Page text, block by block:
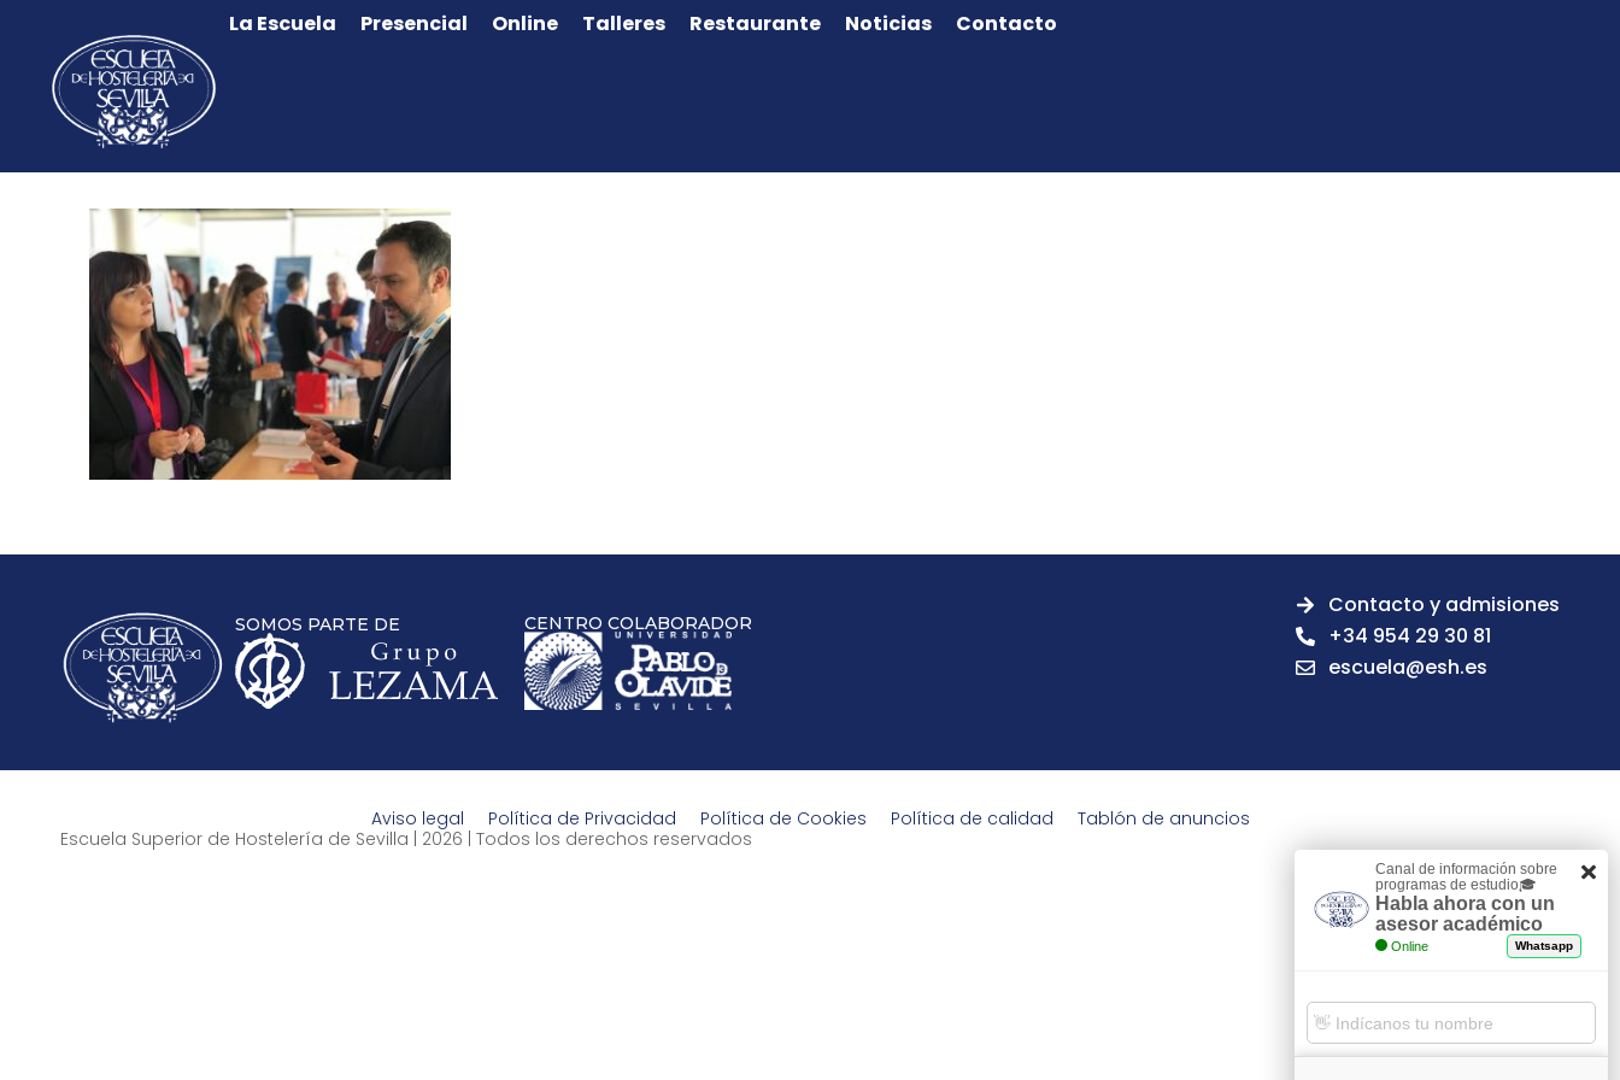
La Escuela Presencial Online Talleres Restaurante Noticias Contacto
SOMOS PARTE DE CENTRO COLABORADOR
Contacto y admisiones
+34 954 29 30 81
escuela@esh.es
Aviso legal Política de Privacidad Política de Cookies Política de calidad
Tablón de anuncios
Escuela Superior de Hostelería de Sevilla | 2026 | Todos los derechos reservados
Canal de información sobre
programas de estudio🎓
Habla ahora con un
asesor académico
Online Whatsapp